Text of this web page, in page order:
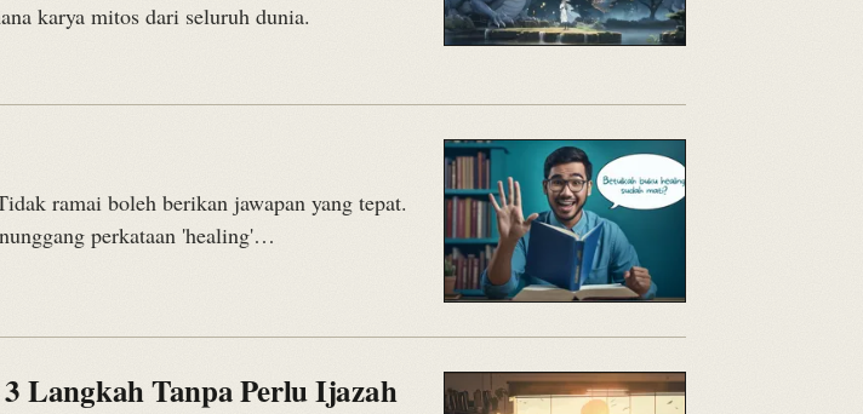
karya mitos dari seluruh dunia.
ramai boleh berikan jawapan yang tepat.
perkataan 'healing'…
Langkah Tanpa Perlu Ijazah